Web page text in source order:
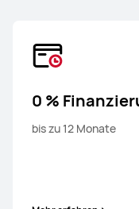
0 %
bis zu 12 Monate